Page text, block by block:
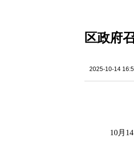
区政府
2025-10-14
10月